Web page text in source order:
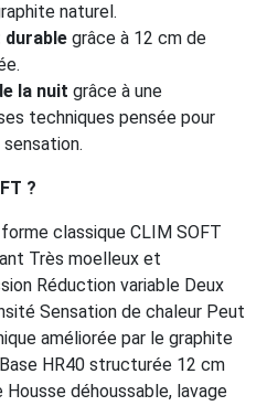
naturel.
durable grâce à 12 cm de
la nuit grâce à une
techniques pensée pour
?
classique CLIM SOFT
Très moelleux et
Réduction variable Deux
Sensation de chaleur Peut
améliorée par le graphite
HR40 structurée 12 cm
déhoussable, lavage